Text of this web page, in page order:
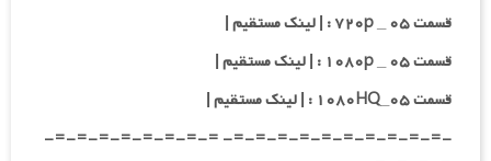
قسمت ۰۵ _ ۷۲۰p : | لینک مستقیم |
قسمت ۰۵ _ ۱۰۸۰p : | لینک مستقیم |
قسمت ۰۵_۱۰۸۰HQ : | لینک مستقیم |
-=-=-=-=-=-=-=-=-=-=- =-=-=-=-=-=-=-=-